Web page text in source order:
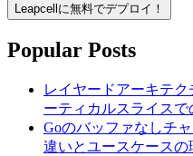
Leapcellに無料でデプロイ！
Popular Posts
レイヤードアーキテ
ーティカルスライス
Goのバッファなしチ
違いとユースケースの